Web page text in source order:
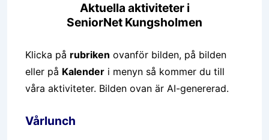
Aktuella aktiviteter i
SeniorNet Kungsholmen
Klicka på rubriken ovanför bilden, på bilden
eller på Kalender i menyn så kommer du till
våra aktiviteter. Bilden ovan är AI-genererad.
Vårlunch